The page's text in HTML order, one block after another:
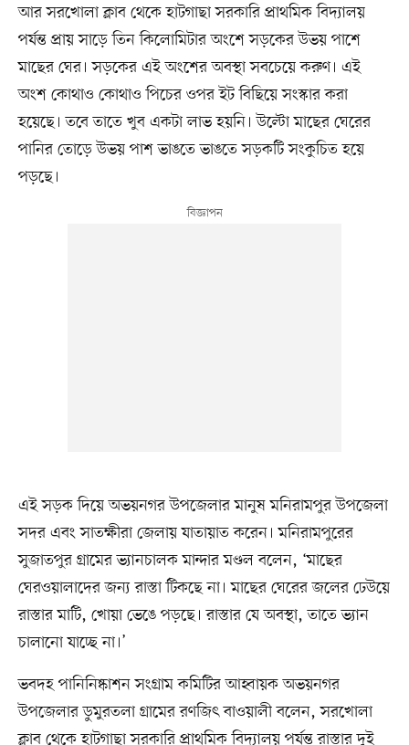
আর সরখোলা ক্লাব থেকে হাটগাছা সরকারি প্রাথমিক বিদ্যালয়
পর্যন্ত প্রায় সাড়ে তিন কিলোমিটার অংশে সড়কের উভয় পাশে
মাছের ঘের। সড়কের এই অংশের অবস্থা সবচেয়ে করুণ। এই
অংশ কোথাও কোথাও পিচের ওপর ইট বিছিয়ে সংস্কার করা
হয়েছে। তবে তাতে খুব একটা লাভ হয়নি। উল্টো মাছের ঘেরের
পানির তোড়ে উভয় পাশ ভাঙতে ভাঙতে সড়কটি সংকুচিত হয়ে
পড়ছে।
এই সড়ক দিয়ে অভয়নগর উপজেলার মানুষ মনিরামপুর উপজেলা
সদর এবং সাতক্ষীরা জেলায় যাতায়াত করেন। মনিরামপুরের
সুজাতপুর গ্রামের ভ্যানচালক মান্দার মণ্ডল বলেন, ‘মাছের
ঘেরওয়ালাদের জন্য রাস্তা টিকছে না। মাছের ঘেরের জলের ঢেউয়ে
রাস্তার মাটি, খোয়া ভেঙে পড়ছে। রাস্তার যে অবস্থা, তাতে ভ্যান
চালানো যাচ্ছে না।’
ভবদহ পানিনিষ্কাশন সংগ্রাম কমিটির আহ্বায়ক অভয়নগর
উপজেলার ডুমুরতলা গ্রামের রণজিৎ বাওয়ালী বলেন, সরখোলা
ক্লাব থেকে হাটগাছা সরকারি প্রাথমিক বিদ্যালয় পর্যন্ত রাস্তার দুই